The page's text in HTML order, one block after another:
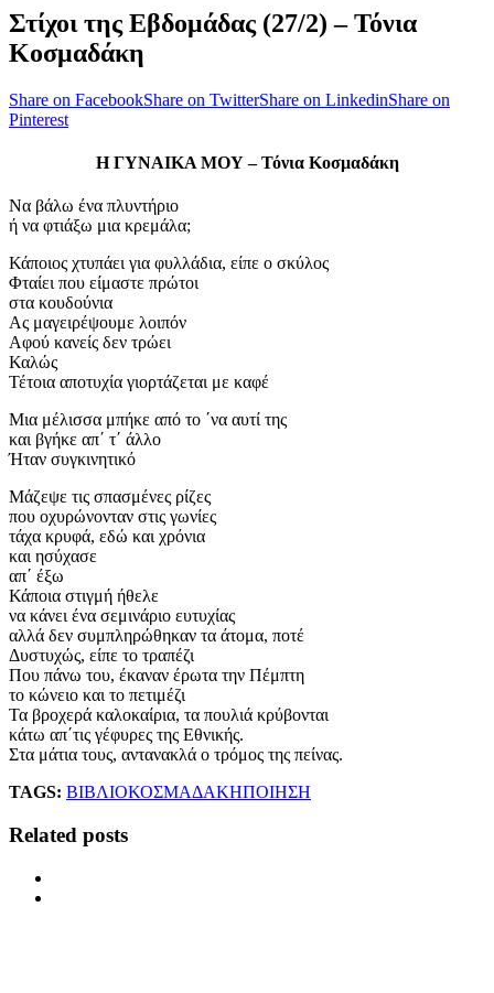
Στίχοι της Εβδομάδας (27/2) – Τόνια
Κοσμαδάκη
Share on FacebookShare on TwitterShare on LinkedinShare on
Pinterest
Η ΓΥΝΑΙΚΑ ΜΟΥ – Τόνια Κοσμαδάκη
Να βάλω ένα πλυντήριο
ή να φτιάξω μια κρεμάλα;
Κάποιος χτυπάει για φυλλάδια, είπε ο σκύλος
Φταίει που είμαστε πρώτοι
στα κουδούνια
Ας μαγειρέψουμε λοιπόν
Αφού κανείς δεν τρώει
Καλώς
Τέτοια αποτυχία γιορτάζεται με καφέ
Μια μέλισσα μπήκε από το ΄να αυτί της
και βγήκε απ΄ τ΄ άλλο
Ήταν συγκινητικό
Μάζεψε τις σπασμένες ρίζες
που οχυρώνονταν στις γωνίες
τάχα κρυφά, εδώ και χρόνια
και ησύχασε
απ΄ έξω
Κάποια στιγμή ήθελε
να κάνει ένα σεμινάριο ευτυχίας
αλλά δεν συμπληρώθηκαν τα άτομα, ποτέ
Δυστυχώς, είπε το τραπέζι
Που πάνω του, έκαναν έρωτα την Πέμπτη
το κώνειο και το πετιμέζι
Τα βροχερά καλοκαίρια, τα πουλιά κρύβονται
κάτω απ΄τις γέφυρες της Εθνικής.
Στα μάτια τους, αντανακλά ο τρόμος της πείνας.
TAGS: ΒΙΒΛΙΟΚΟΣΜΑΔΑΚΗΠΟΙΗΣΗ
Related posts